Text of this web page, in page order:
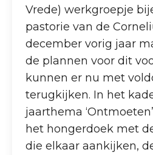
Vrede) werkgroepje
pastorie van de
december vorig jaar
de plannen voor dit
kunnen er nu met
terugkijken. In het
jaarthema
het hongerdoek met
die elkaar aankijken,